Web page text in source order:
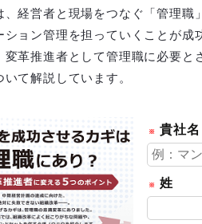
、経営者と現場をつなぐ「管理
ション管理を担っていくことが成
変革推進者として管理職に必要
て解説しています。
貴社名
姓